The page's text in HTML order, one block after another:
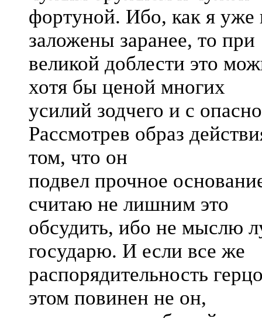
фортуной. Ибо, как я уже
заложены заранее, то при
великой доблести это
хотя бы ценой многих
усилий зодчего и с
Рассмотрев образ
том, что он
подвел прочное
считаю не лишним это
обсудить, ибо не мыслю
государю. И если все же
распорядительность
этом повинен не он,